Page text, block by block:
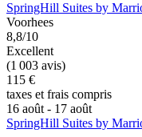
SpringHill Suites by
Voorhees
8,8/10
Excellent
(1 003 avis)
115 €
taxes et frais compris
16 août - 17 août
SpringHill Suites by